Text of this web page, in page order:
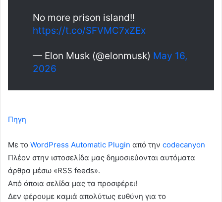
No more prison island!!
https://t.co/SFVMC7xZEx
— Elon Musk (@elonmusk) May 16,
2026
Πηγη
Με το WordPress Automatic Plugin από την codecanyon
Πλέον στην ιστοσελίδα μας δημοσιεύονται αυτόματα
άρθρα μέσω «RSS feeds».
Από όποια σελίδα μας τα προσφέρει!
Δεν φέρουμε καμιά απολύτως ευθύνη για το